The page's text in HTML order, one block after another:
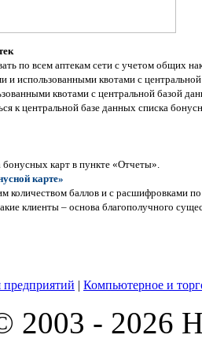
по всем аптекам сети с учетом общих
и использованными квотами с
квотами с центральной базой
к центральной базе данных списка
карт в пункте «Отчеты».
карте»
количеством баллов и с расшифровками
клиенты – основа благополучного
предприятий | Компьютерное и
2003 - 2026